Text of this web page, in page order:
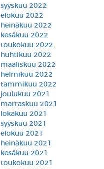
syyskuu 2022
elokuu 2022
heinäkuu 2022
kesäkuu 2022
toukokuu 2022
huhtikuu 2022
maaliskuu 2022
helmikuu 2022
tammikuu 2022
joulukuu 2021
marraskuu 2021
lokakuu 2021
syyskuu 2021
elokuu 2021
heinäkuu 2021
kesäkuu 2021
toukokuu 2021